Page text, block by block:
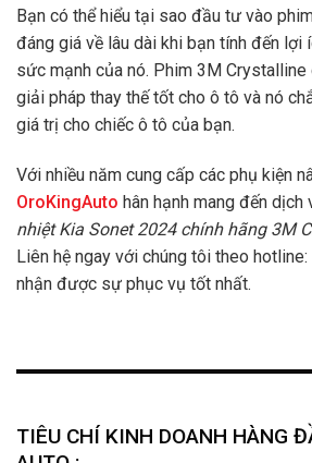
Bạn có thể hiểu tại sao đầu tư vào
đáng giá về lâu dài khi bạn tính đến lợi
sức mạnh của nó. Phim 3M
giải pháp thay thế tốt cho ô tô và nó
giá trị cho chiếc ô tô của bạn.
Với nhiều năm cung cấp các phụ kiện
OroKingAuto hân hạnh mang đến dịch
nhiệt Kia Sonet 2024 chính hãng 3M
Liên hệ ngay với chúng tôi theo hotline:
nhận được sự phục vụ tốt nhất.
TIÊU CHÍ KINH DOANH HÀNG